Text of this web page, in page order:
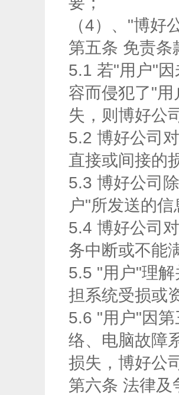
（4）、"博好
第五条 免责条
5.1 若"用户"
容而侵犯了"
失，则博好公
5.2 博好公司
直接或间接的
5.3 博好公司
户"所发送的
5.4 博好公司
务中断或不能
5.5 "用户"理
担系统受损或
5.6 "用户"因
络、电脑故障
损失，博好公
第六条 法律及